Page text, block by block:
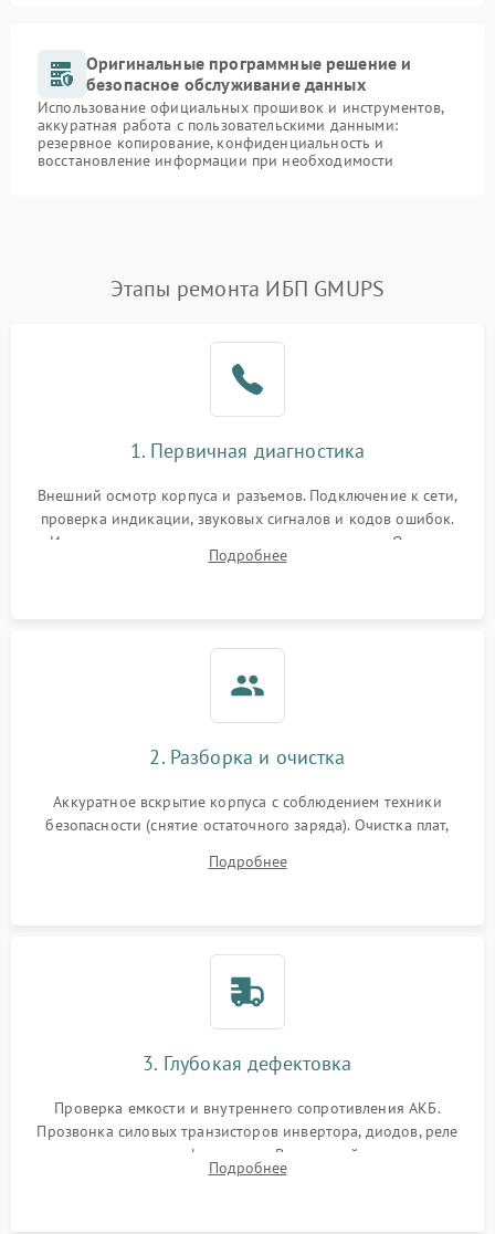
Оригинальные программные решение и
безопасное обслуживание данных
Использование официальных прошивок и инструментов,
аккуратная работа с пользовательскими данными:
резервное копирование, конфиденциальность и
восстановление информации при необходимости
Этапы ремонта ИБП GMUPS
1. Первичная диагностика
Внешний осмотр корпуса и разъемов. Подключение к сети,
проверка индикации, звуковых сигналов и кодов ошибок.
Измерение входного и выходного напряжения. Оценка
реакции ИБП на отключение основного питания без
Подробнее
2. Разборка и очистка
Аккуратное вскрытие корпуса с соблюдением техники
безопасности (снятие остаточного заряда). Очистка плат,
и кистей для предотвращения перегрева и замыканий.
Подробнее
3. Глубокая дефектовка
Проверка емкости и внутреннего сопротивления АКБ.
Прозвонка силовых транзисторов инвертора, диодов, реле
переключения и трансформатора. Визуальный поиск вздутых
конденсаторов и прогаров на печатной плате.
Подробнее